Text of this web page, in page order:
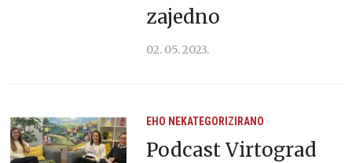
zajedno
02. 05. 2023.
EHO NEKATEGORIZIRANO
Podcast Virtograd